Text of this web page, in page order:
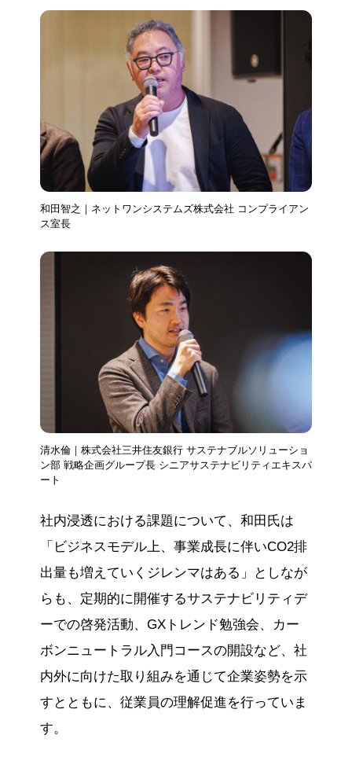
和田智之｜ネットワンシステムズ株式会社 コンプライアン
ス室長
清水倫｜株式会社三井住友銀行 サステナブルソリューショ
ン部 戦略企画グループ長 シニアサステナビリティエキスパ
ート
社内浸透における課題について、和田氏は
「ビジネスモデル上、事業成長に伴いCO2排
出量も増えていくジレンマはある」としなが
らも、定期的に開催するサステナビリティデ
ーでの啓発活動、GXトレンド勉強会、カー
ボンニュートラル入門コースの開設など、社
内外に向けた取り組みを通じて企業姿勢を示
すとともに、従業員の理解促進を行っていま
す。